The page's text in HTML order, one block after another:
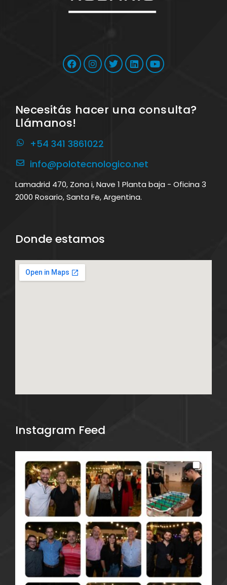
Necesitás hacer una consulta?
Llámanos!
+54 341 3861022
info@polotecnologico.net
Lamadrid 470, Zona i, Nave 1 Planta baja - Oficina 3
2000 Rosario, Santa Fe, Argentina.
Donde estamos
Instagram Feed